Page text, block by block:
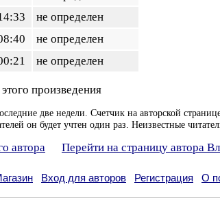
не определен
не определен
не определен
произведения
две недели. Счетчик на авторской
он будет учтен один раз. Неизвестные
автора Перейти на страницу автора
Вход для авторов Регистрация О